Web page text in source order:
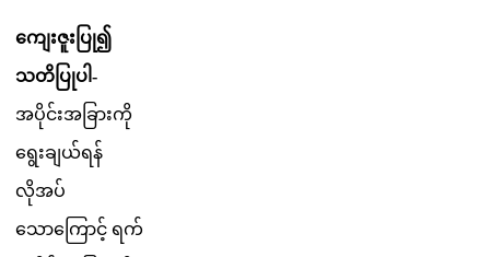
ကဇ ပ၍
သတ ပပ-
အပငအ ခက
ရခယရန
လအပ
သကင ရက